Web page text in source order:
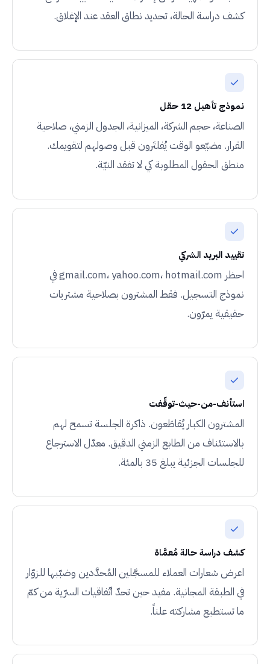
كشف دراسة الحالة، تحديد نطاق العقد عند الإغلاق.
نموذج تأهيل 12 حقل
الصناعة، حجم الشركة، الميزانية، الجدول الزمني، صلاحية
القرار. مضيّعو الوقت يُفلتَرون قبل وصولهم لتقويمك.
منطق الحقول المطلوبة كي لا تفقد النيّة.
تقييد البريد الشركي
احظر gmail.com، yahoo.com، hotmail.com في
نموذج التسجيل. فقط المشترون بصلاحية مشتريات
حقيقية يمرّون.
استأنف-من-حيث-توقّفت
المشترون الكبار يُقاطَعون. ذاكرة الجلسة تسمح لهم
بالاستئناف من الطابع الزمني الدقيق. معدّل الاسترجاع
للجلسات الجزئية يبلغ 35 بالمئة.
كشف دراسة حالة مُعمَّاة
اعرض شعارات العملاء للمسجَّلين المُحدَّدين وضبّبها للزوّار
في الطبقة المجانية. مفيد حين تحدّ اتّفاقيات السرّية من كمّ
ما تستطيع مشاركته علناً.